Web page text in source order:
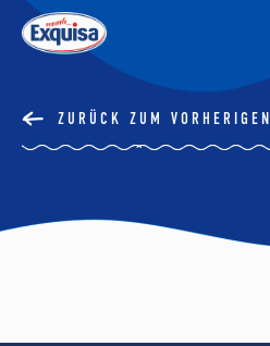
ZURÜCK ZUM VORHERIGEN